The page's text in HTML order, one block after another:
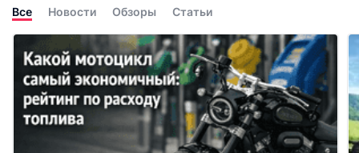
Все Новости Обзоры Статьи